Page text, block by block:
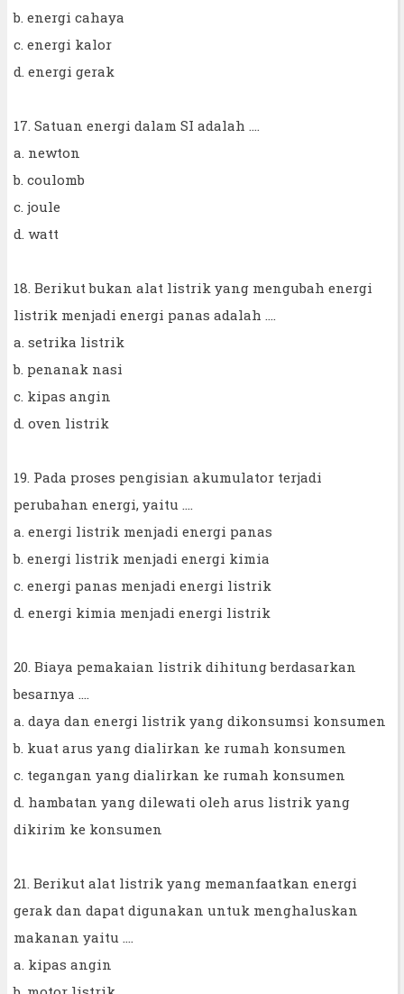
b. energi cahaya
c. energi kalor
d. energi gerak
17. Satuan energi dalam SI adalah ….
a. newton
b. coulomb
c. joule
d. watt
18. Berikut bukan alat listrik yang mengubah energi
listrik menjadi energi panas adalah ....
a. setrika listrik
b. penanak nasi
c. kipas angin
d. oven listrik
19. Pada proses pengisian akumulator terjadi
perubahan energi, yaitu ....
a. energi listrik menjadi energi panas
b. energi listrik menjadi energi kimia
c. energi panas menjadi energi listrik
d. energi kimia menjadi energi listrik
20. Biaya pemakaian listrik dihitung berdasarkan
besarnya ....
a. daya dan energi listrik yang dikonsumsi konsumen
b. kuat arus yang dialirkan ke rumah konsumen
c. tegangan yang dialirkan ke rumah konsumen
d. hambatan yang dilewati oleh arus listrik yang
dikirim ke konsumen
21. Berikut alat listrik yang memanfaatkan energi
gerak dan dapat digunakan untuk menghaluskan
makanan yaitu ....
a. kipas angin